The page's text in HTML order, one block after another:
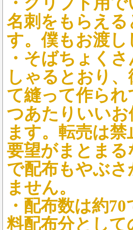
名刺をもらえる
す。僕もお渡し
・そばちょく
しゃるとおり
て縫って作られ
つあたりいいお
ます。転売は禁
要望がまとまる
で配布もやぶさ
ません。
・配布数は約
料配布分として